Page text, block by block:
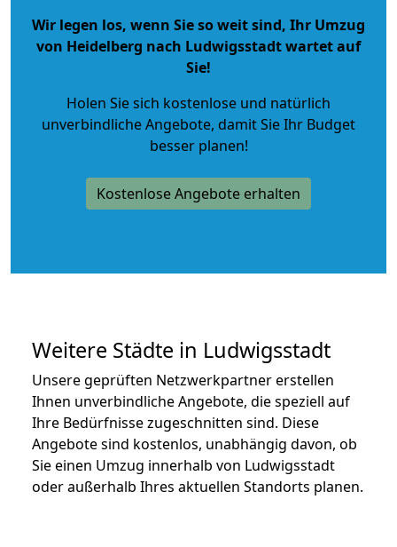
Wir legen los, wenn Sie so weit sind, Ihr Umzug
von Heidelberg nach Ludwigsstadt wartet auf
Sie!
Holen Sie sich kostenlose und natürlich
unverbindliche Angebote, damit Sie Ihr Budget
besser planen!
Kostenlose Angebote erhalten
Weitere Städte in Ludwigsstadt
Unsere geprüften Netzwerkpartner erstellen
Ihnen unverbindliche Angebote, die speziell auf
Ihre Bedürfnisse zugeschnitten sind. Diese
Angebote sind kostenlos, unabhängig davon, ob
Sie einen Umzug innerhalb von Ludwigsstadt
oder außerhalb Ihres aktuellen Standorts planen.